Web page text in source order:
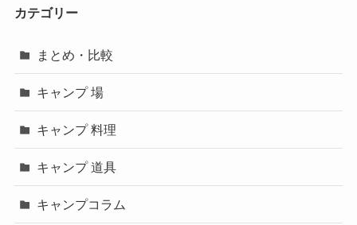
カテゴリー
まとめ・比較
キャンプ 場
キャンプ 料理
キャンプ 道具
キャンプコラム